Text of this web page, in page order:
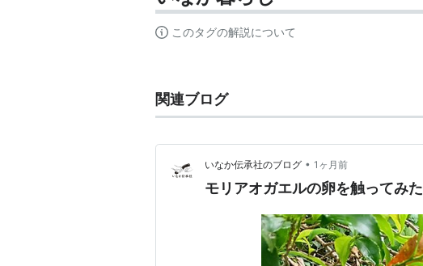
このタグの解説について
関連ブログ
いなか伝承社のブログ • 1ヶ月前
モリアオガエルの卵を触ってみた